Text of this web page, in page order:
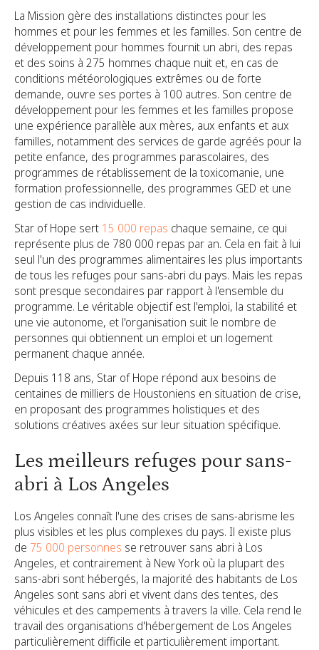
La Mission gère des installations distinctes pour les
hommes et pour les femmes et les familles. Son centre de
développement pour hommes fournit un abri, des repas
et des soins à 275 hommes chaque nuit et, en cas de
conditions météorologiques extrêmes ou de forte
demande, ouvre ses portes à 100 autres. Son centre de
développement pour les femmes et les familles propose
une expérience parallèle aux mères, aux enfants et aux
familles, notamment des services de garde agréés pour la
petite enfance, des programmes parascolaires, des
programmes de rétablissement de la toxicomanie, une
formation professionnelle, des programmes GED et une
gestion de cas individuelle.
Star of Hope sert 15 000 repas chaque semaine, ce qui
représente plus de 780 000 repas par an. Cela en fait à lui
seul l'un des programmes alimentaires les plus importants
de tous les refuges pour sans-abri du pays. Mais les repas
sont presque secondaires par rapport à l'ensemble du
programme. Le véritable objectif est l'emploi, la stabilité et
une vie autonome, et l'organisation suit le nombre de
personnes qui obtiennent un emploi et un logement
permanent chaque année.
Depuis 118 ans, Star of Hope répond aux besoins de
centaines de milliers de Houstoniens en situation de crise,
en proposant des programmes holistiques et des
solutions créatives axées sur leur situation spécifique.
Les meilleurs refuges pour sans-
abri à Los Angeles
Los Angeles connaît l'une des crises de sans-abrisme les
plus visibles et les plus complexes du pays. Il existe plus
de 75 000 personnes se retrouver sans abri à Los
Angeles, et contrairement à New York où la plupart des
sans-abri sont hébergés, la majorité des habitants de Los
Angeles sont sans abri et vivent dans des tentes, des
véhicules et des campements à travers la ville. Cela rend le
travail des organisations d'hébergement de Los Angeles
particulièrement difficile et particulièrement important.